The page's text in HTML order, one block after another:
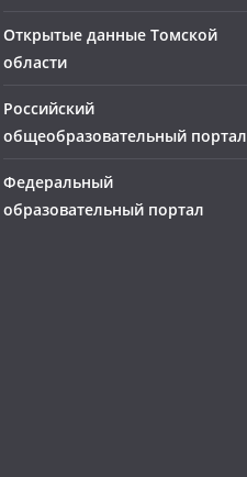
Открытые данные Томской
области
Российский
общеобразовательный портал
Федеральный
образовательный портал